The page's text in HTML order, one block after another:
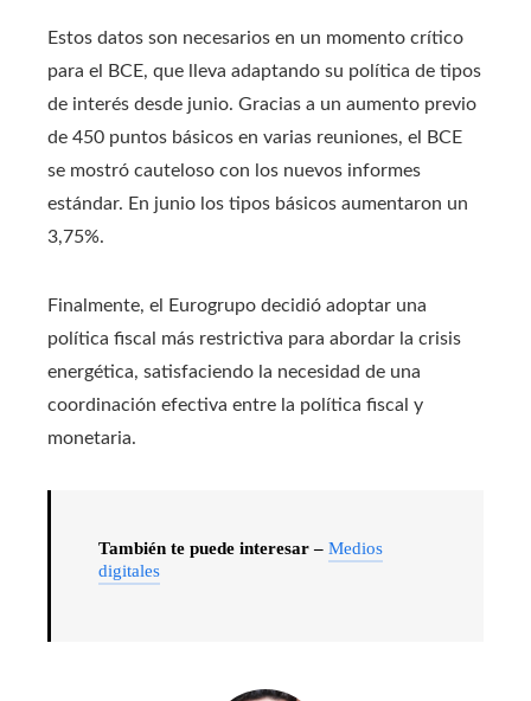
Estos datos son necesarios en un momento crítico
para el BCE, que lleva adaptando su política de tipos
de interés desde junio. Gracias a un aumento previo
de 450 puntos básicos en varias reuniones, el BCE
se mostró cauteloso con los nuevos informes
estándar. En junio los tipos básicos aumentaron un
3,75%.
Finalmente, el Eurogrupo decidió adoptar una
política fiscal más restrictiva para abordar la crisis
energética, satisfaciendo la necesidad de una
coordinación efectiva entre la política fiscal y
monetaria.
También te puede interesar – Medios
digitales